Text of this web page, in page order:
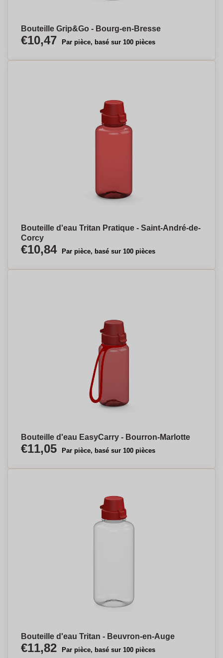
Bouteille Grip&Go - Bourg-en-Bresse
€10,47 Par pièce, basé sur 100 pièces
Bouteille d'eau Tritan Pratique - Saint-André-de-
Corcy
€10,84 Par pièce, basé sur 100 pièces
Bouteille d'eau EasyCarry - Bourron-Marlotte
€11,05 Par pièce, basé sur 100 pièces
Bouteille d'eau Tritan - Beuvron-en-Auge
€11,82 Par pièce, basé sur 100 pièces